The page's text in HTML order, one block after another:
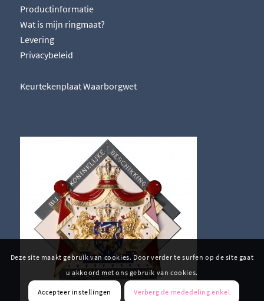
Productinformatie
Wat is mijn ringmaat?
Levering
Privacybeleid
Keurtekenplaat Waarborgwet
Deze site maakt gebruik van cookies. Door verder te surfen op de site gaat
u akkoord met ons gebruik van cookies.
Accepteer instellingen Verberg de mededeling enkel